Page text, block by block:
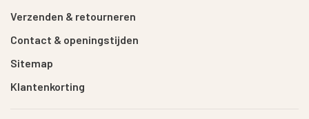
Verzenden & retourneren
Contact & openingstijden
Sitemap
Klantenkorting